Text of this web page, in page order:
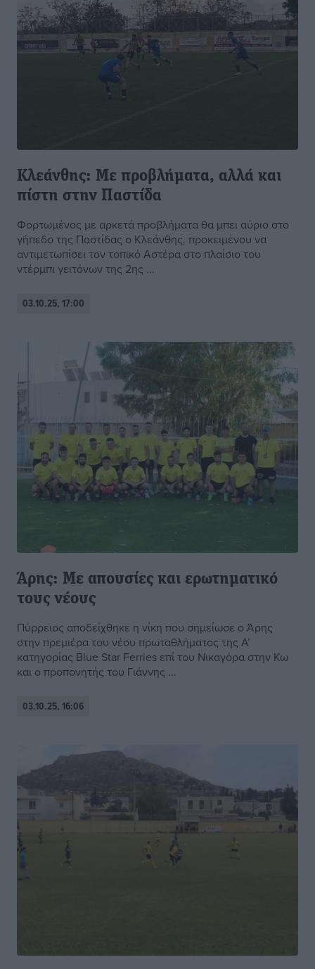
Κλεάνθης: Με προβλήματα, αλλά και
πίστη στην Παστίδα
Φορτωμένος με αρκετά προβλήματα θα μπει αύριο στο
γήπεδο της Παστίδας ο Κλεάνθης, προκειμένου να
αντιμετωπίσει τον τοπικό Αστέρα στο πλαίσιο του
ντέρμπι γειτόνων της 2ης ...
03.10.25, 17:00
Άρης: Με απουσίες και ερωτηματικό
τους νέους
Πύρρειος αποδείχθηκε η νίκη που σημείωσε ο Άρης
στην πρεμιέρα του νέου πρωταθλήματος της Α’
κατηγορίας Blue Star Ferries επί του Νικαγόρα στην Κω
και ο προπονητής του Γιάννης ...
03.10.25, 16:06